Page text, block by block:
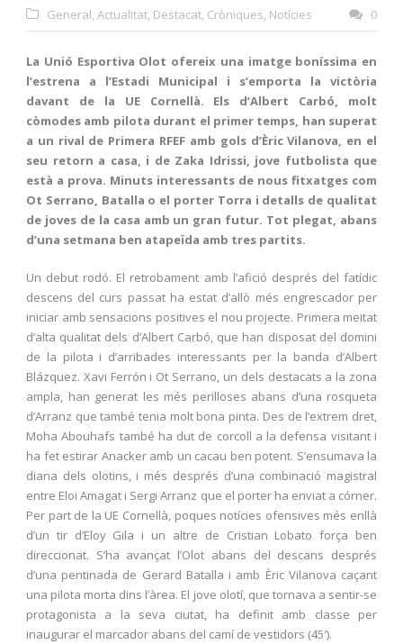
General, Actualitat, Destacat, Cròniques, Notícies 0
La Unió Esportiva Olot ofereix una imatge boníssima en
l’estrena a l’Estadi Municipal i s’emporta la victòria
davant de la UE Cornellà. Els d’Albert Carbó, molt
còmodes amb pilota durant el primer temps, han superat
a un rival de Primera RFEF amb gols d’Èric Vilanova, en el
seu retorn a casa, i de Zaka Idrissi, jove futbolista que
està a prova. Minuts interessants de nous fitxatges com
Ot Serrano, Batalla o el porter Torra i detalls de qualitat
de joves de la casa amb un gran futur. Tot plegat, abans
d’una setmana ben atapeïda amb tres partits.
Un debut rodó. El retrobament amb l’afició després del fatídic
descens del curs passat ha estat d’allò més engrescador per
iniciar amb sensacions positives el nou projecte. Primera meitat
d’alta qualitat dels d’Albert Carbó, que han disposat del domini
de la pilota i d’arribades interessants per la banda d’Albert
Blázquez. Xavi Ferrón i Ot Serrano, un dels destacats a la zona
ampla, han generat les més perilloses abans d’una rosqueta
d’Arranz que també tenia molt bona pinta. Des de l’extrem dret,
Moha Abouhafs també ha dut de corcoll a la defensa visitant i
ha fet estirar Anacker amb un cacau ben potent. S’ensumava la
diana dels olotins, i més després d’una combinació magistral
entre Eloi Amagat i Sergi Arranz que el porter ha enviat a córner.
Per part de la UE Cornellà, poques notícies ofensives més enllà
d’un tir d’Eloy Gila i un altre de Cristian Lobato força ben
direccionat. S’ha avançat l’Olot abans del descans després
d’una pentinada de Gerard Batalla i amb Èric Vilanova caçant
una pilota morta dins l’àrea. El jove olotí, que tornava a sentir-se
protagonista a la seva ciutat, ha definit amb classe per
inaugurar el marcador abans del camí de vestidors (45′).